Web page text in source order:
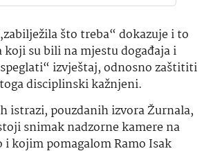
što treba“ dokazuje i to
koji su bili na mjestu događaja i
izvještaj, odnosno zaštititi
disciplinski kažnjeni.
istrazi, pouzdanih izvora Žurnala,
snimak nadzorne kamere na
i kojim pomagalom Ramo Isak